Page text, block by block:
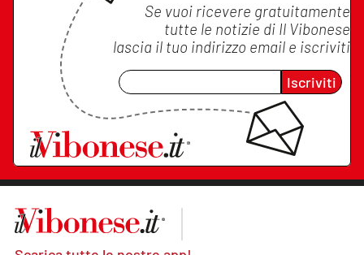
Se vuoi ricevere gratuitamente
tutte le notizie di Il Vibonese
lascia il tuo indirizzo email e iscriviti
Iscriviti